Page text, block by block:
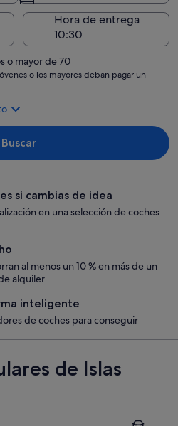
Hora de entrega
o mayor de 70
o los mayores deban pagar un
Buscar
si cambias de idea
en una selección de coches
al menos un 10 % en más de un
alquiler
inteligente
de coches para conseguir
de Islas
Calvià